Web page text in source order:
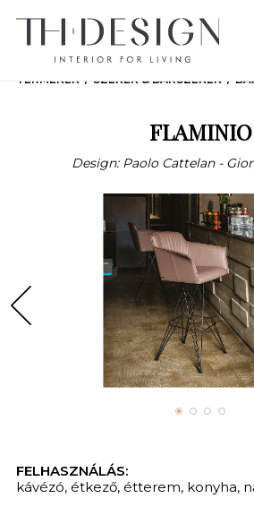
TERMÉKEK SZÉKEK & BÁRSZÉKEK
FLAMINIO
Design: Paolo Cattelan -
FELHASZNÁLÁS:
kávézó, étkező, étterem, konyha,